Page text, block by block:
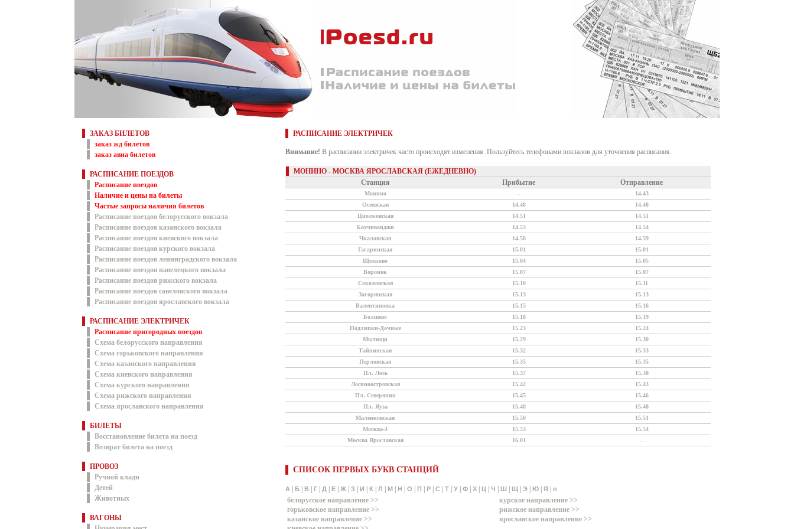
ЗАКАЗ БИЛЕТОВ
заказ жд билетов
заказ авиа билетов
РАСПИСАНИЕ ПОЕЗДОВ
Расписание поездов
Наличие и цены на билеты
Частые запросы наличия билетов
Расписание поездов белорусского вокзала
Расписание поездов казанского вокзала
Расписание поездов киевского вокзала
Расписание поездов курского вокзала
Расписание поездов ленинградского вокзала
Расписание поездов павелецкого вокзала
Расписание поездов рижского вокзала
Расписание поездов савеловского вокзала
Расписание поездов ярославского вокзала
РАСПИСАНИЕ ЭЛЕКТРИЧЕК
Расписание пригородных поездов
Схема белорусского направления
Схема горьковского направления
Схема казанского направления
Схема киевского направления
Схема курского направления
Схема рижского направления
Схема ярославского направления
БИЛЕТЫ
Восстановление билета на поезд
Возврат билета на поезд
ПРОВОЗ
Ручной клади
Детей
Животных
ВАГОНЫ
РАСПИСАНИЕ ЭЛЕКТРИЧЕК
Внимание! В расписании электричек часто происходят изменения. Пользуйтесь телефонами вокзалов для уточнения расписания.
МОНИНО - МОСКВА ЯРОСЛАВСКАЯ (ЕЖЕДНЕВНО)
Станция
Прибытие Отправление
Монино .
14.43
Осеевская
14.48
14.48
Циолковская
14.51
14.51
Бахчиванджи
14.53
14.54
Чкаловская
14.58
14.59
Гагаринская
15.01
15.01
Щелково
15.04
15.05
Воронок
15.07
15.07
Соколовская
15.10
15.11
Загорянская
15.13
15.13
Валентиновка
15.15
15.16
Болшево
15.18
15.19
Подлипки-Дачные
15.23
15.24
Мытищи
15.29
15.30
Тайнинская
15.32
15.33
Перловская
15.35
15.35
Пл. Лось
15.37
15.38
Лосиноостровская
15.42
15.43
Пл. Северянин
15.45
15.46
Пл. Яуза
15.48
15.48
Маленковская
15.50
15.51
Москва-3
15.53
15.54
Москва Ярославская
16.01 .
СПИСОК ПЕРВЫХ БУКВ СТАНЦИЙ
А Б В Г Д Е Ж З И К Л М Н О П Р С Т У Ф Х Ц Ч Ш Щ Э Ю Я п
белорусское направление >>
горьковское направление >>
казанское направление >>
курское направление >>
рижское направление >>
ярославское направление >>